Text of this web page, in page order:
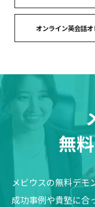
オンライン英会話オ
無
メビウスの無料デモ
成功事例や貴塾に合